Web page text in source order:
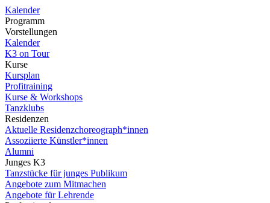
Kalender
Programm
Vorstellungen
Kalender
K3 on Tour
Kurse
Kursplan
Profitraining
Kurse & Workshops
Tanzklubs
Residenzen
Aktuelle Residenzchoreograph*innen
Assoziierte Künstler*innen
Alumni
Junges K3
Tanzstücke für junges Publikum
Angebote zum Mitmachen
Angebote für Lehrende